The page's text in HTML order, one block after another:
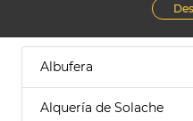
Albufera
Alquería de Solache